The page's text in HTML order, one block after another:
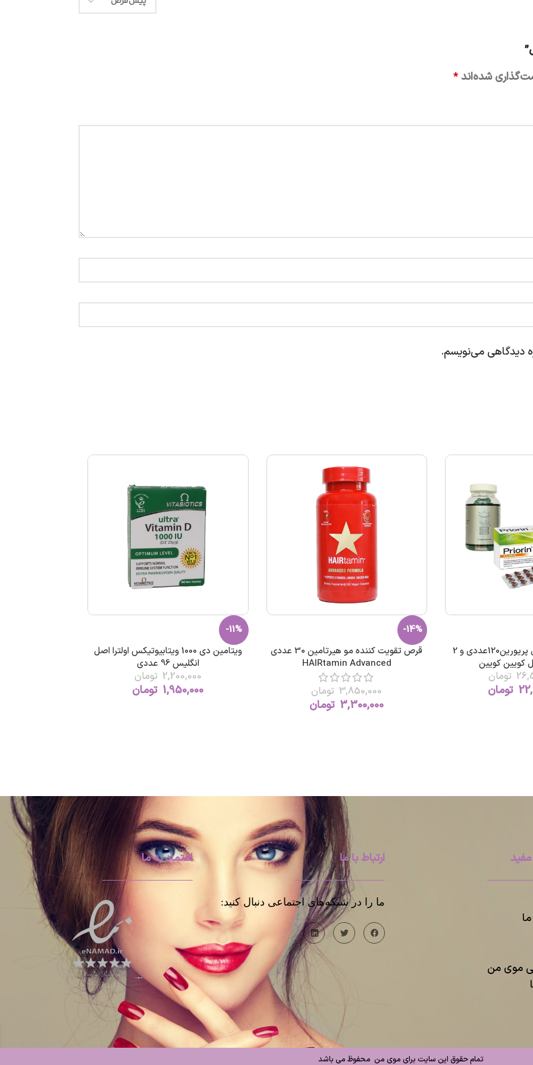
شده‌اند *
دیدگاهی می‌نویسم.
پک تخفیفی مکمل پریورین120عددی و 2
کویین کویین
تومان
تومان
-14%
قرص تقویت کننده مو هیرتامین 30 عددي
HAIRtamin Advanced
3,850,000 تومان
3,300,000 تومان
-11%
ویتامین دی 1000 ویتابیوتیکس اولترا اصل
انگليس 96 عددی
2,200,000 تومان
1,950,000 تومان
موی من
ارتباط با ما
ما را در شبکه‌های اجتماعی دنبال کنید:
اعتماد به ما
تمام حقوق این سایت برای موی من محفوظ می باشد